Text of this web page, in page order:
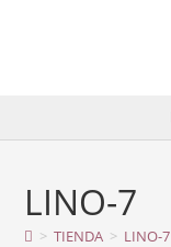
LINO-7
> TIENDA > LINO-7